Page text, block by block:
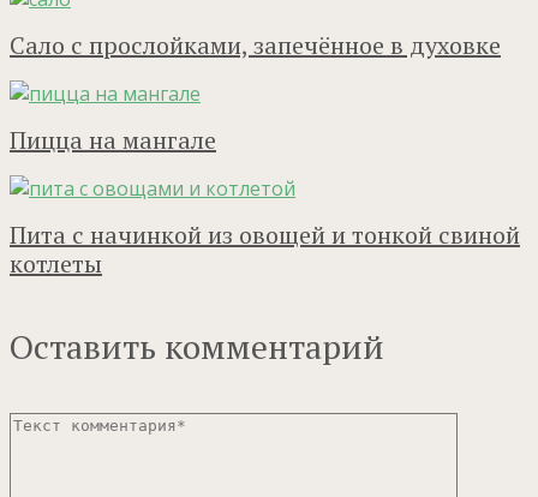
Сало с прослойками, запечённое в духовке
Пицца на мангале
Пита с начинкой из овощей и тонкой свиной
котлеты
Оставить комментарий